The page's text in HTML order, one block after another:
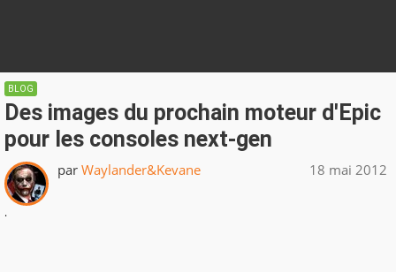
BLOG
Des images du prochain moteur d'Epic
pour les consoles next-gen
par Waylander&Kevane 18 mai 2012
.